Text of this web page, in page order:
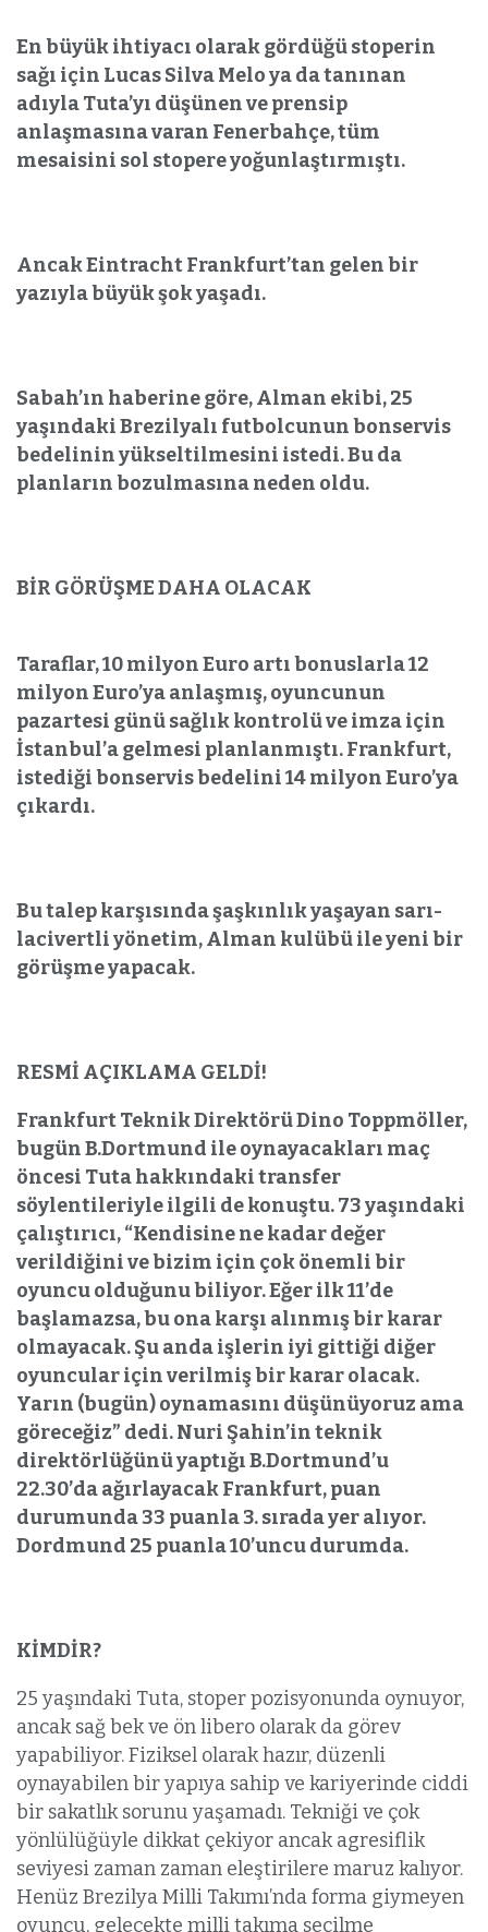
En büyük ihtiyacı olarak gördüğü stoperin
sağı için Lucas Silva Melo ya da tanınan
adıyla Tuta’yı düşünen ve prensip
anlaşmasına varan Fenerbahçe, tüm
mesaisini sol stopere yoğunlaştırmıştı.
Ancak Eintracht Frankfurt’tan gelen bir
yazıyla büyük şok yaşadı.
Sabah’ın haberine göre, Alman ekibi, 25
yaşındaki Brezilyalı futbolcunun bonservis
bedelinin yükseltilmesini istedi. Bu da
planların bozulmasına neden oldu.
BİR GÖRÜŞME DAHA OLACAK
Taraflar, 10 milyon Euro artı bonuslarla 12
milyon Euro’ya anlaşmış, oyuncunun
pazartesi günü sağlık kontrolü ve imza için
İstanbul’a gelmesi planlanmıştı. Frankfurt,
istediği bonservis bedelini 14 milyon Euro’ya
çıkardı.
Bu talep karşısında şaşkınlık yaşayan sarı-
lacivertli yönetim, Alman kulübü ile yeni bir
görüşme yapacak.
RESMİ AÇIKLAMA GELDİ!
Frankfurt Teknik Direktörü Dino Toppmöller,
bugün B.Dortmund ile oynayacakları maç
öncesi Tuta hakkındaki transfer
söylentileriyle ilgili de konuştu. 73 yaşındaki
çalıştırıcı, “Kendisine ne kadar değer
verildiğini ve bizim için çok önemli bir
oyuncu olduğunu biliyor. Eğer ilk 11’de
başlamazsa, bu ona karşı alınmış bir karar
olmayacak. Şu anda işlerin iyi gittiği diğer
oyuncular için verilmiş bir karar olacak.
Yarın (bugün) oynamasını düşünüyoruz ama
göreceğiz” dedi. Nuri Şahin’in teknik
direktörlüğünü yaptığı B.Dortmund’u
22.30’da ağırlayacak Frankfurt, puan
durumunda 33 puanla 3. sırada yer alıyor.
Dordmund 25 puanla 10’uncu durumda.
KİMDİR?
25 yaşındaki Tuta, stoper pozisyonunda oynuyor,
ancak sağ bek ve ön libero olarak da görev
yapabiliyor. Fiziksel olarak hazır, düzenli
oynayabilen bir yapıya sahip ve kariyerinde ciddi
bir sakatlık sorunu yaşamadı. Tekniği ve çok
yönlülüğüyle dikkat çekiyor ancak agresiflik
seviyesi zaman zaman eleştirilere maruz kalıyor.
Henüz Brezilya Milli Takımı’nda forma giymeyen
oyuncu, gelecekte milli takıma seçilme